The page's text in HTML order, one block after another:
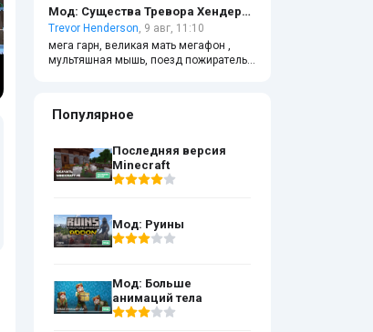
«/header/min_engine_version» имеет
значение «1.26.20», которое
превышает допустимое.
Максимальное допустимое значение:
«1.26.10».
Мод: Существа Тревора Хендерсона
Trevor Henderson, 9 авг, 11:10
мега гарн, великая мать мегафон ,
мультяшная мышь, поезд пожиратель,
Популярное
Последняя версия
Minecraft
Мод: Руины
Мод: Больше
анимаций тела